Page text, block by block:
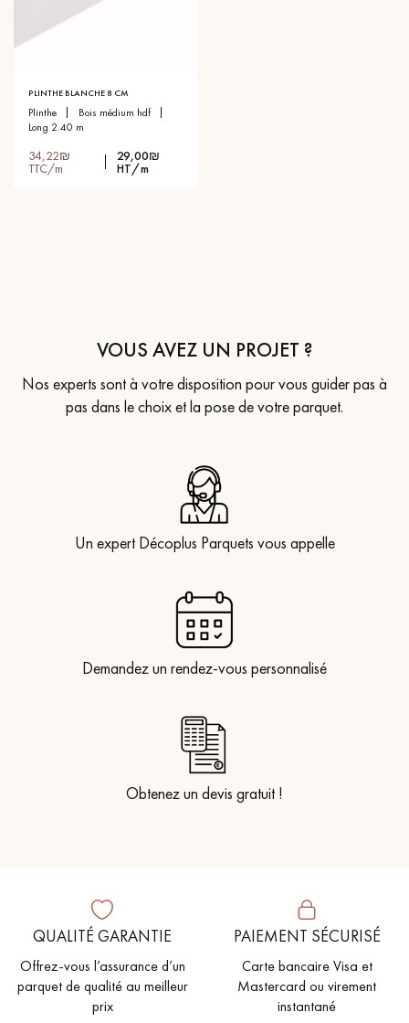
PLINTHE BLANCHE 8 CM
plinthe
bois médium hdf
long 2.40 m
34,22₪
TTC/m
29,00₪
HT/m
VOUS AVEZ UN PROJET ?
Nos experts sont à votre disposition pour vous guider pas à
pas dans le choix et la pose de votre parquet.
Un expert Décoplus Parquets vous appelle
Demandez un rendez-vous personnalisé
Obtenez un devis gratuit !
QUALITÉ GARANTIE
Offrez-vous l’assurance d’un
parquet de qualité au meilleur
prix
PAIEMENT SÉCURISÉ
Carte bancaire Visa et
Mastercard ou virement
instantané